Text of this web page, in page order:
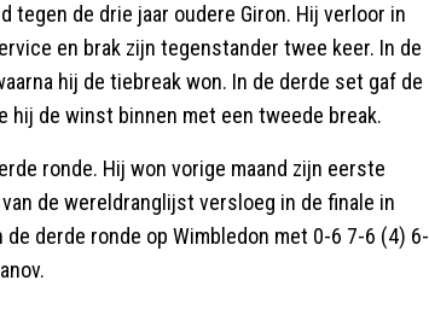
de drie jaar oudere Giron. Hij verloor in
en brak zijn tegenstander twee keer. In de
hij de tiebreak won. In de derde set gaf de
hij de winst binnen met een tweede break.
ronde. Hij won vorige maand zijn eerste
de wereldranglijst versloeg in de finale in
derde ronde op Wimbledon met 0-6 7-6 (4) 6-